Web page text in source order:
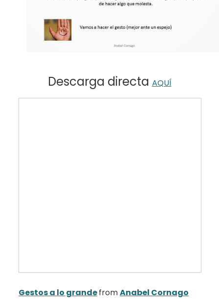
Descarga directa AQUÍ
Gestos a lo grandefromAnabel Cornago